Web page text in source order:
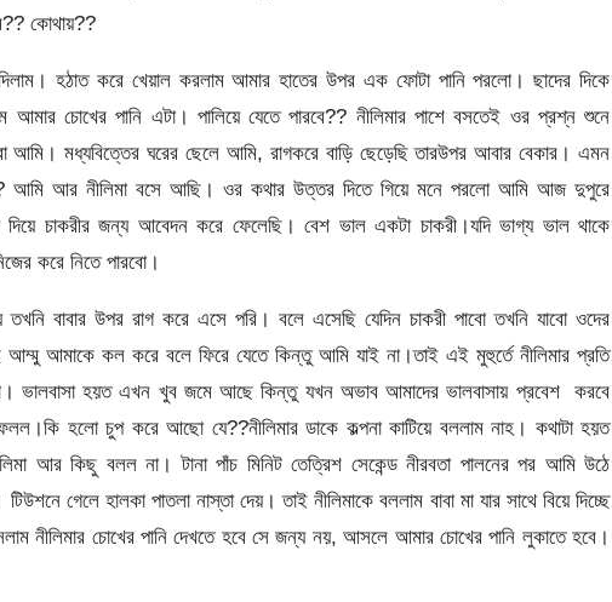
কোথায়??
হঠাত করে খেয়াল করলাম আমার হাতের উপর এক ফোটা পানি পরলো। ছাদের দিকে
আমার চোখের পানি এটা। পালিয়ে যেতে পারবে?? নীলিমার পাশে বসতেই ওর প্রশ্ন শুনে
আমি। মধ্যবিত্তের ঘরের ছেলে আমি, রাগকরে বাড়ি ছেড়েছি তারউপর আবার বেকার। এমন
আমি আর নীলিমা বসে আছি। ওর কথার উত্তর দিতে গিয়ে মনে পরলো আমি আজ দুপুরে
দিয়ে চাকরীর জন্য আবেদন করে ফেলেছি। বেশ ভাল একটা চাকরী।যদি ভাগ্য ভাল থাকে
করে নিতে পারবো।
তখনি বাবার উপর রাগ করে এসে পরি। বলে এসেছি যেদিন চাকরী পাবো তখনি যাবো ওদের
আমাকে কল করে বলে ফিরে যেতে কিন্তু আমি যাই না।তাই এই মুহুর্তে নীলিমার প্রতি
ভালবাসা হয়ত এখন খুব জমে আছে কিন্তু যখন অভাব আমাদের ভালবাসায় প্রবেশ করবে
হলো চুপ করে আছো যে??নীলিমার ডাকে কল্পনা কাটিয়ে বললাম নাহ। কথাটা হয়ত
আর কিছু বলল না। টানা পাঁচ মিনিট তেত্রিশ সেকেন্ড নীরবতা পালনের পর আমি উঠে
গেলে হালকা পাতলা নাস্তা দেয়। তাই নীলিমাকে বললাম বাবা মা যার সাথে বিয়ে দিচ্ছে
নীলিমার চোখের পানি দেখতে হবে সে জন্য নয়, আসলে আমার চোখের পানি লুকাতে হবে।